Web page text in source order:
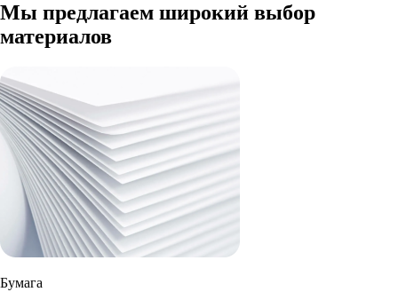
Мы предлагаем широкий выбор
материалов
Бумага